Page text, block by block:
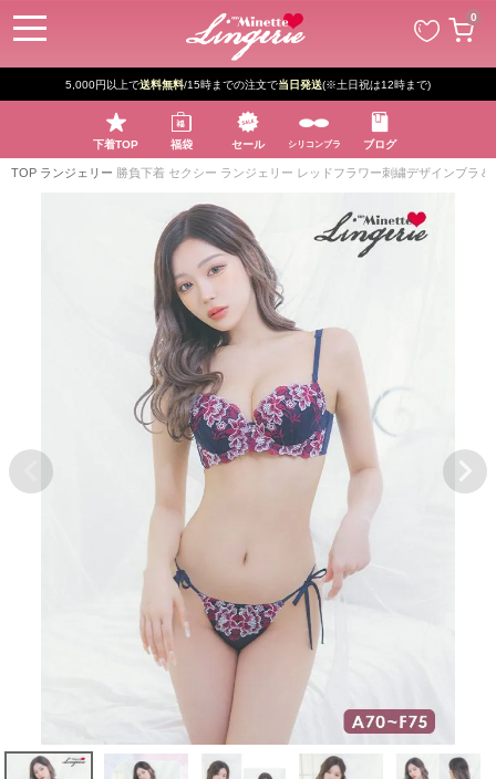
0
5,000円以上で送料無料/15時までの注文で当日発送(※土日祝は12時まで)
下着TOP 福袋 セール シリコンブラ ブログ
TOP ランジェリー 勝負下着 セクシー ランジェリー レッドフラワー刺繍デザインブラ
ペー
ジト